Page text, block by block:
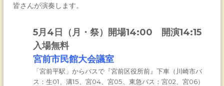
皆さんが演奏します。
5月4日（月・祭）開場14:00 開演14:15
入場無料
宮前市民館大会議室
「宮前平駅」からバスで『宮前区役所前』下車（川崎市バ
ス：生01、溝15、宮04、宮05、東急バス：宮02、宮06）